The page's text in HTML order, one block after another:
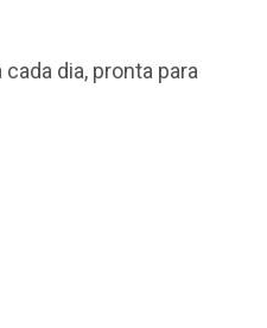
dia, pronta para